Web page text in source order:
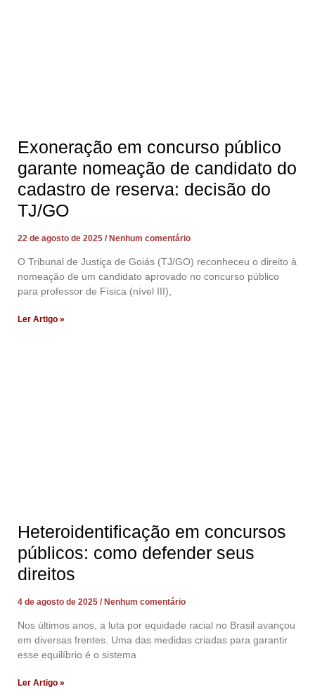
Exoneração em concurso público
garante nomeação de candidato do
cadastro de reserva: decisão do
TJ/GO
22 de agosto de 2025 Nenhum comentário
O Tribunal de Justiça de Goiás (TJ/GO) reconheceu o direito à
nomeação de um candidato aprovado no concurso público
para professor de Física (nível III),
Ler Artigo »
Heteroidentificação em concursos
públicos: como defender seus
direitos
4 de agosto de 2025 Nenhum comentário
Nos últimos anos, a luta por equidade racial no Brasil avançou
em diversas frentes. Uma das medidas criadas para garantir
esse equilíbrio é o sistema
Ler Artigo »